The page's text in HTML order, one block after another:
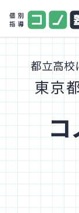
東京
コ
都立高校